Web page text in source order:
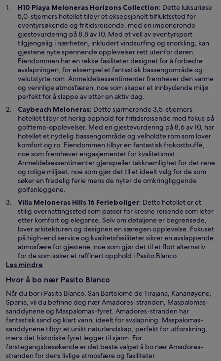
H10 Playa Meloneras Horizons CollectionÅ
p
n
e
s
i
e
t
n
y
t
v
i
n
d
u
: Dette luksuriøse
5,0-stjerners hotellet tilbyr et eksepsjonelt tilfluktssted for
eventyrsøkende og fritidsreisende, med en imponerende
gjestevurdering på 8,8 av 10. Med et vell av eventyrsport
tilgjengelig i nærheten, inkludert vindsurfing og snorkling, kan
gjestene nyte spennende opplevelser rett utenfor døren.
Eiendommen har en rekke fasiliteter designet for å forbedre
avslapningen, for eksempel et fantastisk bassengområde og
velutstyrte rom. Anmeldelsessentimenter fremhever den varme
og vennlige atmosfæren, noe som skaper et innbydende miljø
perfekt for å slappe av etter en aktiv dag.
Caybeach MelonerasÅ
p
n
e
s
i
e
t
n
t
t
v
i
n
d
u
: Dette sjarmerende 3,5-stjerners
hotellet tilbyr et herlig opphold for fritidsreisende med fokus på
golftema-opplevelser. Med en gjestevurdering på 8,6 av 10, har
hotellet et nydelig bassengområde og velholdte rom som lover
komfort og ro. Eiendommen tilbyr en fantastisk frokostbuffé,
noe som fremhever engasjementet for kvalitetsmat.
Anmeldelsessentimenter gjenspeiler takknemlighet for det rene
og rolige miljøet, noe som gjør det til et ideelt valg for de som
søker en fredelig ferie mens de nyter de omkringliggende
golfanleggene.
Villa Meloneras Hills 16 FerieboligerÅ
p
n
e
s
i
e
t
t
v
i
n
d
u
: Dette hotellet er et
stilig overnattingssted som passer for kresne reisende som leter
etter komfort og eleganse. Selv om detaljene er begrensede,
lover arkitekturen og designen en særegen opplevelse. Fokuset
på high-end service og kvalitetsfasiliteter sikrer en avslappende
atmosfære for gjestene, noe som gjør det til et flott alternativ
for de som søker et raffinert opphold i Pasito Blanco.
Les mindre
Hvor å bo nær Pasito Blanco
Når du bor i Pasito Blanco, San Bartolomé de Tirajana, Kanariøyene,
Spania, vil du befinne deg nær Amadores-stranden, Maspalomas-
sanddynene og Maspalomas-fyret. Amadores-stranden har
fantastisk sand og klart vann, ideelt for avslapning. Maspalomas-
sanddynene tilbyr et unikt naturlandskap, perfekt for utforskning,
mens det historiske fyret legger til sjarm. For
førstegangsbesøkende er det beste valget å bo nær Amadores-
stranden for dens livlige atmosfære og fasiliteter.